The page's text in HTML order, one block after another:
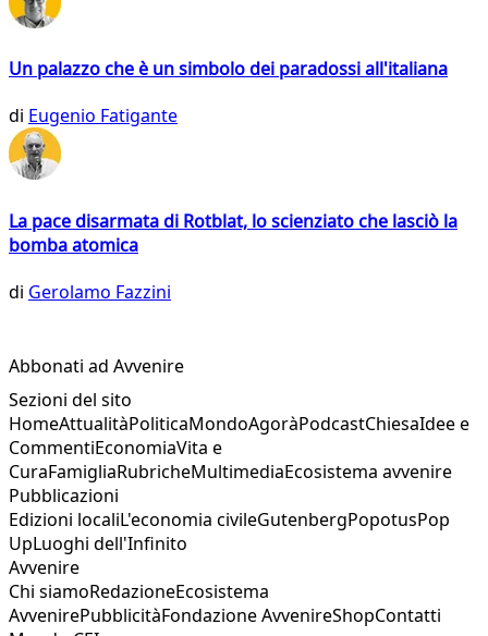
Un palazzo che è un simbolo dei paradossi all'italiana
di Eugenio Fatigante
La pace disarmata di Rotblat, lo scienziato che lasciò la
bomba atomica
di Gerolamo Fazzini
Abbonati ad Avvenire
Sezioni del sito
HomeAttualitàPoliticaMondoAgoràPodcastChiesaIdee e
CommentiEconomiaVita e
CuraFamigliaRubricheMultimediaEcosistema avvenire
Pubblicazioni
Edizioni localiL'economia civileGutenbergPopotusPop
UpLuoghi dell'Infinito
Avvenire
Chi siamoRedazioneEcosistema
AvvenirePubblicitàFondazione AvvenireShopContatti